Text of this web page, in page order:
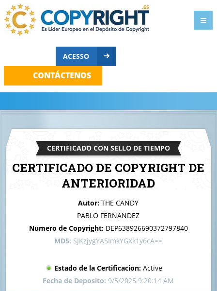
ACESSO
CONTÁCTENOS
CERTIFICADO CON SELLO DE TIEMPO
CERTIFICADO DE COPYRIGHT DE
ANTERIORIDAD
Fan Bear
Autor: THE CANDY
PABLO FERNANDEZ
Numero de Copyright: DEP638926690372797840
MD5: SJKzjygYA5ImkYGXk1y6cA==
Estado de la Certificacion: Active
Fecha de Deposito: 9/5/2025 9:20:14 AM